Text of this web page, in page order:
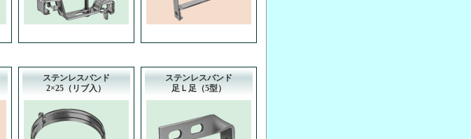
ステンレスバンド
2×25（リブ入）
ステンレスバンド
足Ｌ足（5型）